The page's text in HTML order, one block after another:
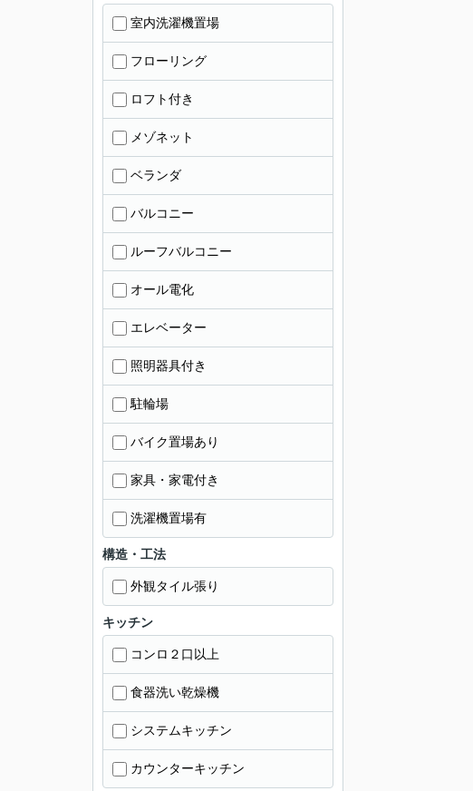
室内洗濯機置場
フローリング
ロフト付き
メゾネット
ベランダ
バルコニー
ルーフバルコニー
オール電化
エレベーター
照明器具付き
駐輪場
バイク置場あり
家具・家電付き
洗濯機置場有
構造・工法
外観タイル張り
キッチン
コンロ２口以上
食器洗い乾燥機
システムキッチン
カウンターキッチン